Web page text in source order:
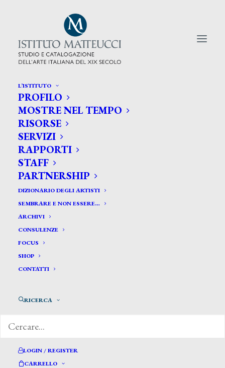
L’ISTITUTO
PROFILO
MOSTRE NEL TEMPO
RISORSE
SERVIZI
RAPPORTI
STAFF
PARTNERSHIP
DIZIONARIO DEGLI ARTISTI
SEMBRARE E NON ESSERE…
ARCHIVI
CONSULENZE
FOCUS
SHOP
CONTATTI
RICERCA
LOGIN / REGISTER
CARRELLO
CERCA TRA GLI ARTISTI:
Search
for:
Tavella Antonio *
TAVELLA ANTONIO
Allievo alla Scuola di Figura dell’Accademia
L’incontro di Torquato Tasso e Marco Sciarra